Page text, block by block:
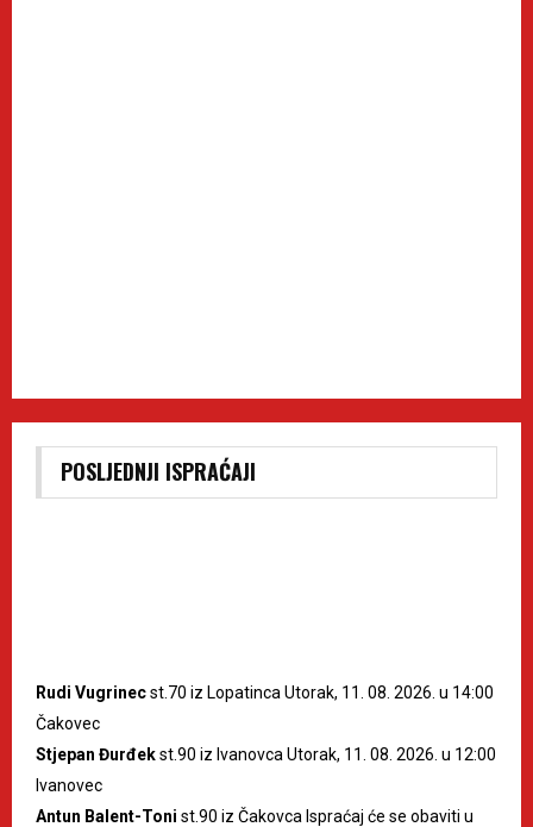
POSLJEDNJI ISPRAĆAJI
Rudi Vugrinecst.70 iz Lopatinca Utorak, 11. 08. 2026. u 14:00
Čakovec
Stjepan Đurđekst.90 iz Ivanovca Utorak, 11. 08. 2026. u 12:00
Ivanovec
Antun Balent-Toni st.90 iz Čakovca Ispraćaj će se obaviti u